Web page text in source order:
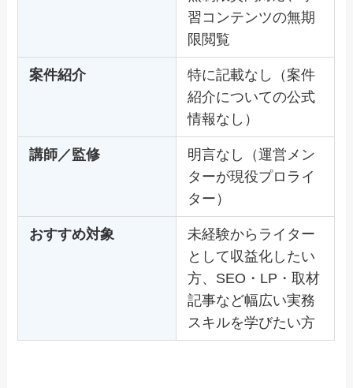
習コンテンツの無期
限閲覧
案件紹介
特に記載なし（案件
紹介についての公式
情報なし）
講師／監修
明言なし（運営メン
ターが現役プロライ
ター）
おすすめ対象
未経験からライター
として収益化したい
方、SEO・LP・取材
記事など幅広い実務
スキルを学びたい方